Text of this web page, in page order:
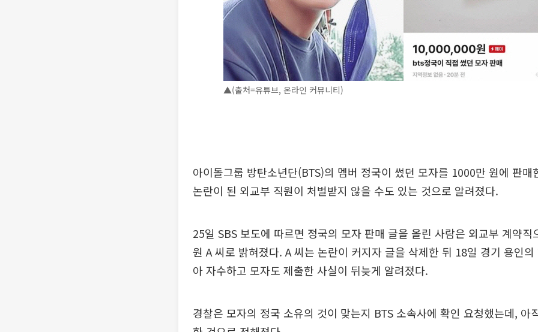
▲(출처=유튜브, 온라인 커뮤니티)
아이돌그룹 방탄소년단(BTS)의 멤버 정국이 썼던 모자를 1000만 원에 판매
논란이 된 외교부 직원이 처벌받지 않을 수도 있는 것으로 알려졌다.
25일 SBS 보도에 따르면 정국의 모자 판매 글을 올린 사람은 외교부 계약직
원 A 씨로 밝혀졌다. A 씨는 논란이 커지자 글을 삭제한 뒤 18일 경기 용인
아 자수하고 모자도 제출한 사실이 뒤늦게 알려졌다.
경찰은 모자의 정국 소유의 것이 맞는지 BTS 소속사에 확인 요청했는데, 아